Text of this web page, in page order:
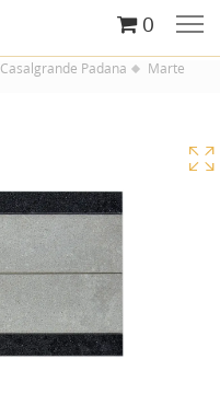
0
Casalgrande Padana
Marte